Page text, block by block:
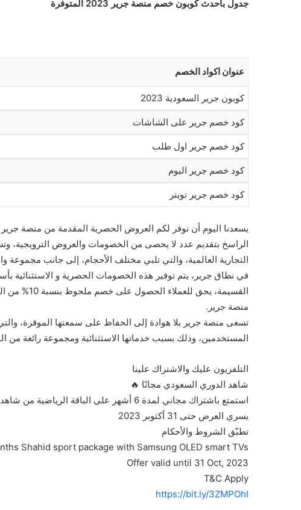
جدول باحدث كوبون خصم منصة جرير 2023 المتوفرة
عنوان اكواد الخصم
كوبون جرير السعودية 2023
كود خصم جرير على الشاشات
كود خصم جرير اول طلب
كود خصم جرير اليوم
كود خصم جرير تويتر
يسعدنا اليوم أن نوفر لكم العروض الحصرية المقدمة من منصة جرير
الراسخ بتقديم عدد لا يحصى من الخصومات والعروض الترويجية،
التجارية العالمية، والتي تلبي مختلف الأحجام، إلى جانب مجموعة
في نطاق جرير، يتم توفير هذه الخصومات الحصرية و الاستثنائية
القسيمة،
منصة جرير.
تسعى منصة جرير بلا هوادة إلى الحفاظ على سمعتها الموقرة،
المستخدمين، وذلك بسبب خدماتها الاستثنائية ومجموعة رائعة من
التلفزيون عليك والاشتراك علينا
شاهد الدوري السعودي مجانًا 🔥
استمتع باشتراك مجاني لمدة 6 أشهر على الباقة الرياضية من شاهد عند شرائك تلفزيون ذكي OLED من سامسونج
يسري العرض حتى 31 أكتوبر 2023
تطبّق الشروط والأحكام
Shahid sport package with Samsung OLED smart TVs
Offer valid until 31 Oct, 2023
T&C Apply
https://bit.ly/3ZMPOhI